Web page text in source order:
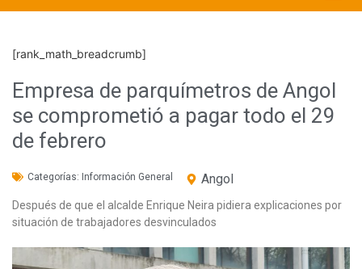
[rank_math_breadcrumb]
Empresa de parquímetros de Angol
se comprometió a pagar todo el 29
de febrero
Categorías: Información General Angol
Después de que el alcalde Enrique Neira pidiera explicaciones por
situación de trabajadores desvinculados